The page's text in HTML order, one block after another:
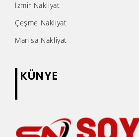
İzmir Nakliyat
Çeşme Nakliyat
Manisa Nakliyat
KÜNYE